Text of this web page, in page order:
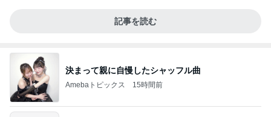
記事を読む
決まって親に自慢したシャッフル曲
Amebaトピックス 15時間前